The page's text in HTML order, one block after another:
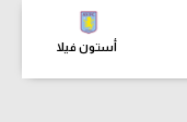
أستون فيلا